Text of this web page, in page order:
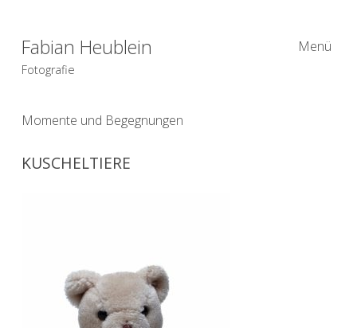
Fabian Heublein
Fotografie
Menü
Momente und Begegnungen
KUSCHELTIERE